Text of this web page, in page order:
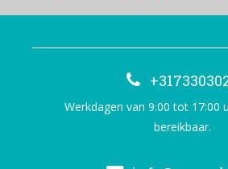
Werkdagen van 9:00 tot 17:00
bereikbaar.